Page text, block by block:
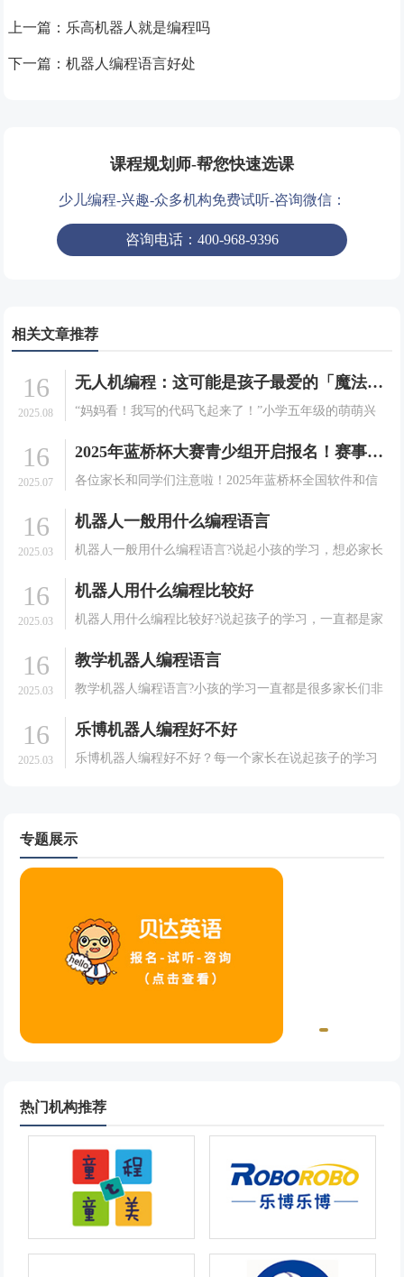
上一篇： 乐高机器人就是编程吗
下一篇： 机器人编程语言好处
课程规划师-帮您快速选课
少儿编程-兴趣-众多机构免费试听-咨询微信：
咨询电话：400-968-9396
相关文章推荐
16
2025.08
无人机编程：这可能是孩子最爱的「魔法课」！
“妈妈看！我写的代码飞起来了！”小学五年级的萌萌兴
成就感的光芒。这不是科幻电影中的场景，而是发生在
学习变.
16
2025.07
2025年蓝桥杯大赛青少组开启报名！赛事详情及注册指南请查收
各位家长和同学们注意啦！2025年蓝桥杯全国软件和信
向在校中小学生的全国性竞赛，秉承公平、公正、公
台。下.
16
2025.03
机器人一般用什么编程语言
机器人一般用什么编程语言?说起小孩的学习，想必家长
习方面可以说是相当耐心的。会给孩子选择一些能够有
习机器.
16
2025.03
机器人用什么编程比较好
机器人用什么编程比较好?说起孩子的学习，一直都是家
子的学习方面可以说是相当的耐心的。会给孩子选择一
要孩子.
16
2025.03
教学机器人编程语言
教学机器人编程语言?小孩的学习一直都是很多家长们非
一些能有利于孩子成长的课程。就拿现在很多的家长想
了解一.
16
2025.03
乐博机器人编程好不好
乐博机器人编程好不好？每一个家长在说起孩子的学习
有利于孩.
专题展示
热门机构推荐